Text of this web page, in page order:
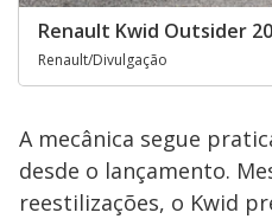
Renault Kwid Outsider
Renault/Divulgação
A mecânica segue
desde o lançamento.
reestilizações, o Kwid